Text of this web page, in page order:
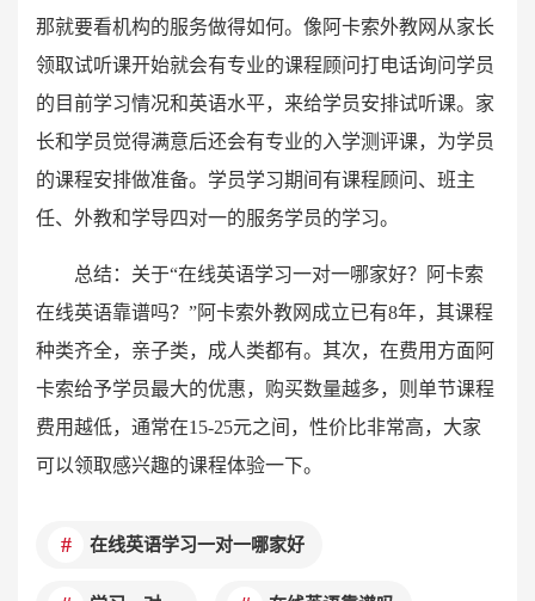
那就要看机构的服务做得如何。像阿卡索外教网从家长
领取试听课开始就会有专业的课程顾问打电话询问学员
的目前学习情况和英语水平，来给学员安排试听课。家
长和学员觉得满意后还会有专业的入学测评课，为学员
的课程安排做准备。学员学习期间有课程顾问、班主
任、外教和学导四对一的服务学员的学习。
总结：关于“在线英语学习一对一哪家好？阿卡索
在线英语靠谱吗？”阿卡索外教网成立已有8年，其课程
种类齐全，亲子类，成人类都有。其次，在费用方面阿
卡索给予学员最大的优惠，购买数量越多，则单节课程
费用越低，通常在15-25元之间，性价比非常高，大家
可以领取感兴趣的课程体验一下。
在线英语学习一对一哪家好